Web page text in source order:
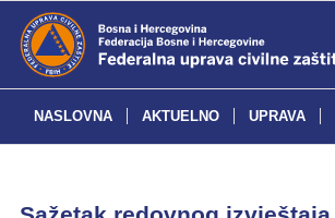
NASLOVNA AKTUELNO UPRAVA